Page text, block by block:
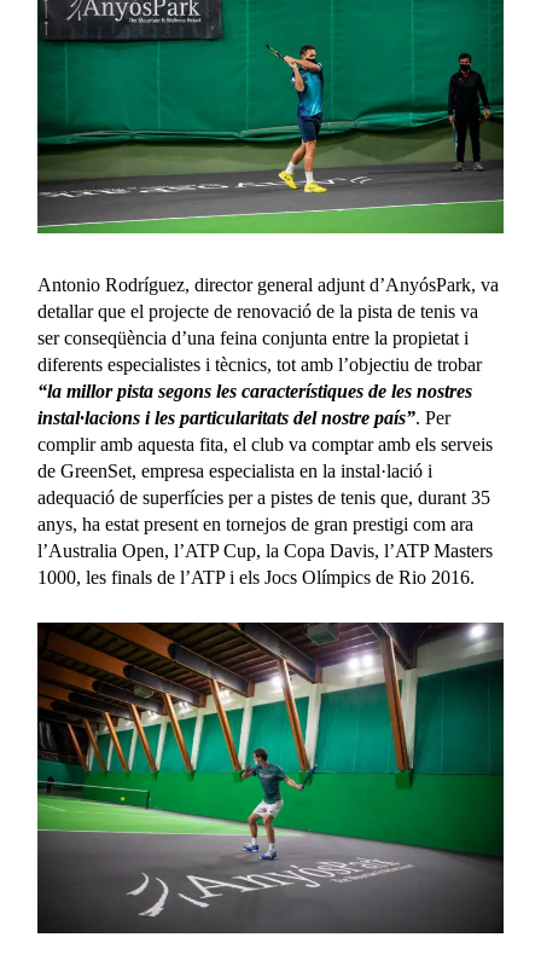
Antonio Rodríguez, director general adjunt d’AnyósPark, va
detallar que el projecte de renovació de la pista de tenis va
ser conseqüència d’una feina conjunta entre la propietat i
diferents especialistes i tècnics, tot amb l’objectiu de trobar
“la millor pista segons les característiques de les nostres
instal·lacions i les particularitats del nostre país”. Per
complir amb aquesta fita, el club va comptar amb els serveis
de GreenSet, empresa especialista en la instal·lació i
adequació de superfícies per a pistes de tenis que, durant 35
anys, ha estat present en tornejos de gran prestigi com ara
l’Australia Open, l’ATP Cup, la Copa Davis, l’ATP Masters
1000, les finals de l’ATP i els Jocs Olímpics de Rio 2016.